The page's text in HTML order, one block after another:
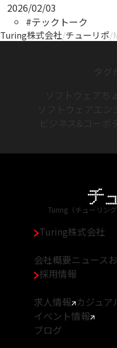
2026/02/03
#テックトーク
Turing株式会社/チューリポ/
Turing（チューリン
Turing株式会社
会社概要ニュース
採用情報
求人情報 カジュア
イベント情報
ブログ